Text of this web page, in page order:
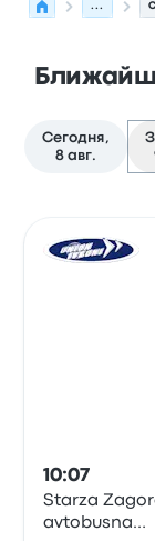
...
Сегодня,
8 авг.
10:07
Starza
avtobusna